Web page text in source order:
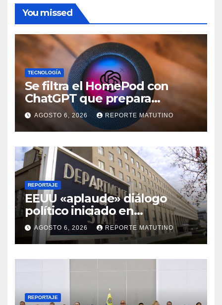
You missed
TECNOLOGÍA
Se filtra el HomePod con
ChatGPT que prepara
OpenAI y su diseño es una
locura
AGOSTO 6, 2026 REPORTE MATUTINO
REPORTAJE
EEUU «aplaude» diálogo
político iniciado en
Venezuela
AGOSTO 6, 2026 REPORTE MATUTINO
REPORTAJE